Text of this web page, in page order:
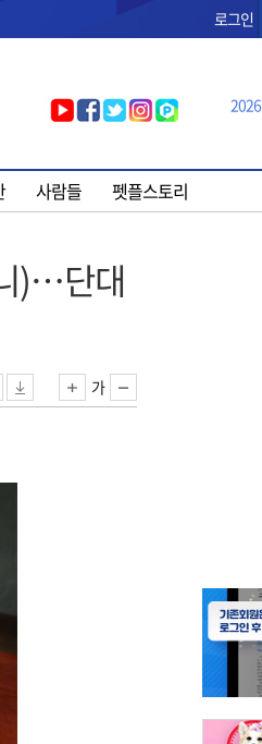
로그인
사람들 펫플스토리
)…단대
가